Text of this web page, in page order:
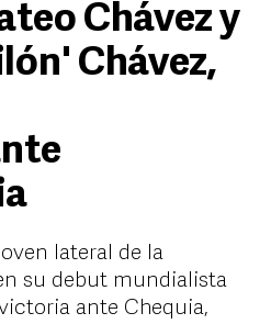
Chávez y
Chávez,
lateral de la
su debut mundialista
ante Chequia,